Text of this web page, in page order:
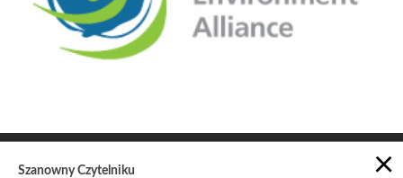
×
Szanowny Czytelniku